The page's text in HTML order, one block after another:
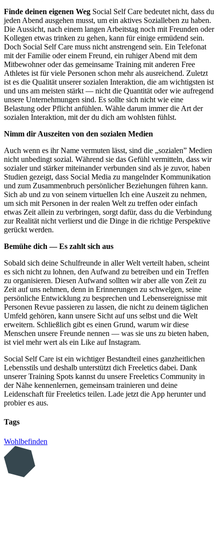
Finde deinen eigenen Weg Social Self Care bedeutet nicht, dass du
jeden Abend ausgehen musst, um ein aktives Sozialleben zu haben.
Die Aussicht, nach einem langen Arbeitstag noch mit Freunden oder
Kollegen etwas trinken zu gehen, kann für einige ermüdend sein.
Doch Social Self Care muss nicht anstrengend sein. Ein Telefonat
mit der Familie oder einem Freund, ein ruhiger Abend mit dem
Mitbewohner oder das gemeinsame Training mit anderen Free
Athletes ist für viele Personen schon mehr als ausreichend. Zuletzt
ist es die Qualität unserer sozialen Interaktion, die am wichtigsten ist
und uns am meisten stärkt — nicht die Quantität oder wie aufregend
unsere Unternehmungen sind. Es sollte sich nicht wie eine
Belastung oder Pflicht anfühlen. Wähle darum immer die Art der
sozialen Interaktion, mit der du dich am wohlsten fühlst.
Nimm dir Auszeiten von den sozialen Medien
Auch wenn es ihr Name vermuten lässt, sind die „sozialen” Medien
nicht unbedingt sozial. Während sie das Gefühl vermitteln, dass wir
sozialer und stärker miteinander verbunden sind als je zuvor, haben
Studien gezeigt, dass Social Media zu mangelnder Kommunikation
und zum Zusammenbruch persönlicher Beziehungen führen kann.
Sich ab und zu von seinem virtuellen Ich eine Auszeit zu nehmen,
um sich mit Personen in der realen Welt zu treffen oder einfach
etwas Zeit allein zu verbringen, sorgt dafür, dass du die Verbindung
zur Realität nicht verlierst und die Dinge in die richtige Perspektive
gerückt werden.
Bemühe dich — Es zahlt sich aus
Sobald sich deine Schulfreunde in aller Welt verteilt haben, scheint
es sich nicht zu lohnen, den Aufwand zu betreiben und ein Treffen
zu organisieren. Diesen Aufwand sollten wir aber alle von Zeit zu
Zeit auf uns nehmen, denn in Erinnerungen zu schwelgen, seine
persönliche Entwicklung zu besprechen und Lebensereignisse mit
Personen Revue passieren zu lassen, die nicht zu deinem täglichen
Umfeld gehören, kann unsere Sicht auf uns selbst und die Welt
erweitern. Schließlich gibt es einen Grund, warum wir diese
Menschen unsere Freunde nennen — was sie uns zu bieten haben,
ist viel mehr wert als ein Like auf Instagram.
Social Self Care ist ein wichtiger Bestandteil eines ganzheitlichen
Lebensstils und deshalb unterstützt dich Freeletics dabei. Dank
unserer Training Spots kannst du unsere Freeletics Community in
der Nähe kennenlernen, gemeinsam trainieren und deine
Leidenschaft für Freeletics teilen. Lade jetzt die App herunter und
probier es aus.
Tags
Wohlbefinden